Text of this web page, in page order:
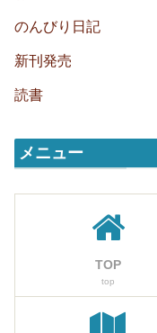
のんびり日記
新刊発売
読書
メニュー
TOP
top